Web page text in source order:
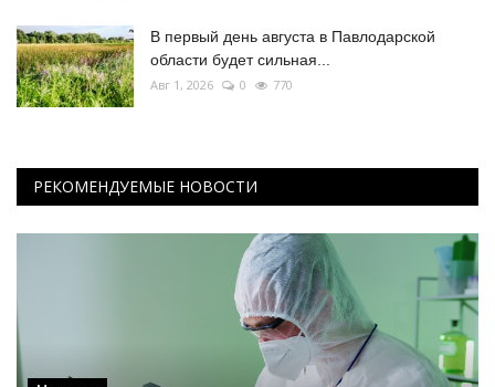
В первый день августа в Павлодарской
области будет сильная...
Авг 1, 2026 0 770
РЕКОМЕНДУЕМЫЕ НОВОСТИ